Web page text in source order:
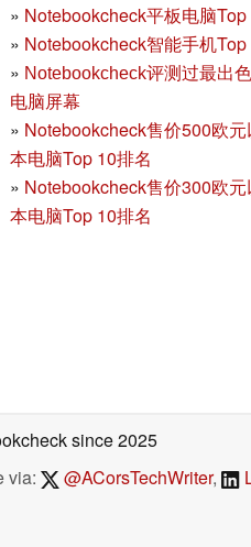
» Notebookcheck平板电脑Top
» Notebookcheck智能手机Top
» Notebookcheck评测过最出
电脑屏幕
» Notebookcheck售价500欧
本电脑Top 10排名
» Notebookcheck售价300欧
本电脑Top 10排名
since 2025
via:
@ACorsTechWriter,